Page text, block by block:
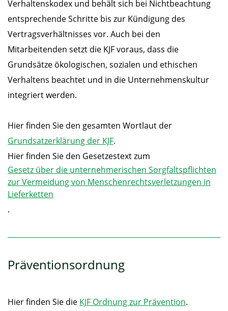
Verhaltenskodex und behält sich bei Nichtbeachtung
entsprechende Schritte bis zur Kündigung des
Vertragsverhältnisses vor. Auch bei den
Mitarbeitenden setzt die KJF voraus, dass die
Grundsätze ökologischen, sozialen und ethischen
Verhaltens beachtet und in die Unternehmenskultur
integriert werden.
Hier finden Sie den gesamten Wortlaut der
Grundsatzerklärung der KJF.
Hier finden Sie den Gesetzestext zum
Gesetz über die unternehmerischen Sorgfaltspflichten
zur Vermeidung von Menschenrechtsverletzungen in
Lieferketten
.
Präventionsordnung
Hier finden Sie die KJF Ordnung zur Prävention.